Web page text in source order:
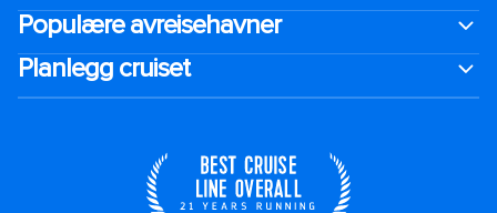
Populære avreisehavner
Planlegg cruiset